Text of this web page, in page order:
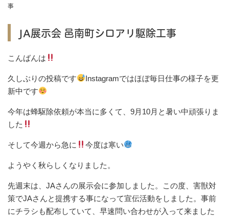
事
JA展示会 邑南町シロアリ駆除工事
こんばんは
久しぶりの投稿です
Instagramではほぼ毎日仕事の様子を更
新中です
今年は蜂駆除依頼が本当に多くて、9月10月と暑い中頑張りま
した
そして今週から急に 今度は寒い
ようやく秋らしくなりました。
先週末は、JAさんの展示会に参加しました。この度、害獣対
策でJAさんと提携する事になって宣伝活動をしました。事前
にチラシも配布していて、早速問い合わせが入って来ました